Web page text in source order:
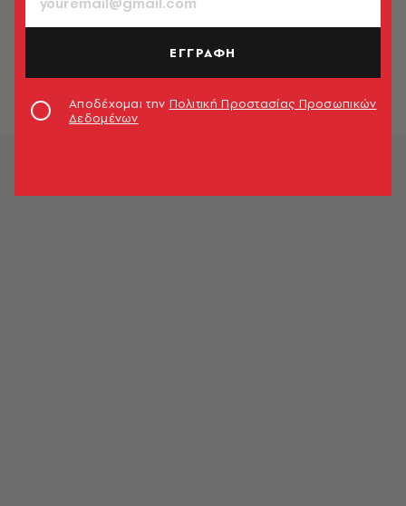
ΠΟΛΙΤΙΚΗ & ΟΙΚΟΝΟΜΙΑ
Επίδομα παιδιού: Πότε πληρώνονται
α21 και έκτακτο
Newsroom
ΕΓΓΡΑΦΗ
Αποδέχομαι την Πολιτική Προστασίας Προσωπικών
Δεδομένων